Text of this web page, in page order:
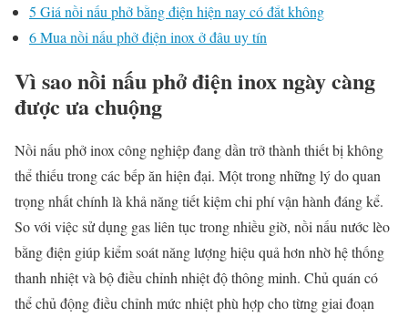
5 Giá nồi nấu phở bằng điện hiện nay có đắt không
6Mua nồi nấu phở điện inox ở đâu uy tín
Vì sao nồi nấu phở điện inox ngày càng
được ưa chuộng
Nồi nấu phở inox công nghiệp đang dần trở thành thiết bị không
thể thiếu trong các bếp ăn hiện đại. Một trong những lý do quan
trọng nhất chính là khả năng tiết kiệm chi phí vận hành đáng kể.
So với việc sử dụng gas liên tục trong nhiều giờ, nồi nấu nước lèo
bằng điện giúp kiểm soát năng lượng hiệu quả hơn nhờ hệ thống
thanh nhiệt và bộ điều chỉnh nhiệt độ thông minh. Chủ quán có
thể chủ động điều chỉnh mức nhiệt phù hợp cho từng giai đoạn